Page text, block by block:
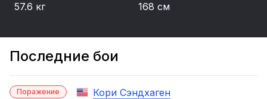
57.6 кг
168 см
Последние бои
Поражение Кори Сэндхаген